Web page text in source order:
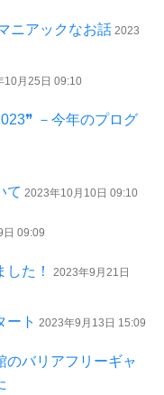
ニアックなお話 2023
10月25日 09:10
－今年のプログ
て 2023年10月10日 09:10
09:09
た！
2023年9月21日
ート 2023年9月13日 15:09
のバリアフリーギャ